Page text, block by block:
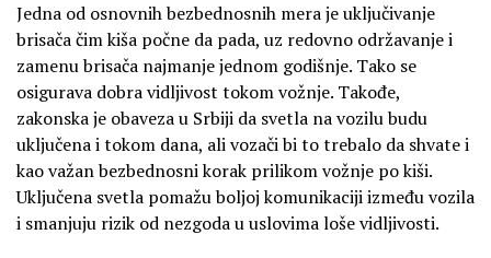
Jedna od osnovnih bezbednosnih mera je uključivanje
brisača čim kiša počne da pada, uz redovno održavanje i
zamenu brisača najmanje jednom godišnje. Tako se
osigurava dobra vidljivost tokom vožnje. Takođe,
zakonska je obaveza u Srbiji da svetla na vozilu budu
uključena i tokom dana, ali vozači bi to trebalo da shvate i
kao važan bezbednosni korak prilikom vožnje po kiši.
Uključena svetla pomažu boljoj komunikaciji između vozila
i smanjuju rizik od nezgoda u uslovima loše vidljivosti.